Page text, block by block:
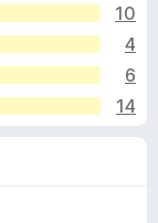
10
4
6
14